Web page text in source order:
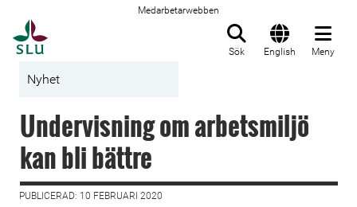
Medarbetarwebben
Sök English Meny
Nyhet
Undervisning om arbetsmiljö
kan bli bättre
PUBLICERAD: 10 FEBRUARI 2020